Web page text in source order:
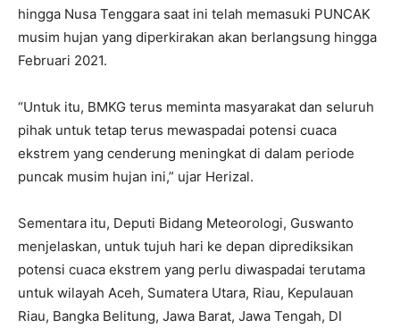
hingga Nusa Tenggara saat ini telah memasuki PUNCAK
musim hujan yang diperkirakan akan berlangsung hingga
Februari 2021.
“Untuk itu, BMKG terus meminta masyarakat dan seluruh
pihak untuk tetap terus mewaspadai potensi cuaca
ekstrem yang cenderung meningkat di dalam periode
puncak musim hujan ini,” ujar Herizal.
Sementara itu, Deputi Bidang Meteorologi, Guswanto
menjelaskan, untuk tujuh hari ke depan diprediksikan
potensi cuaca ekstrem yang perlu diwaspadai terutama
untuk wilayah Aceh, Sumatera Utara, Riau, Kepulauan
Riau, Bangka Belitung, Jawa Barat, Jawa Tengah, DI